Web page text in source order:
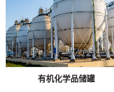
有机化学品储罐